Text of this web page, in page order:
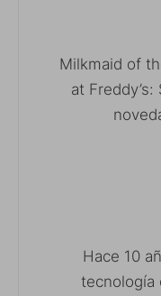
Milkmaid of
at
Hace 10
tecnología